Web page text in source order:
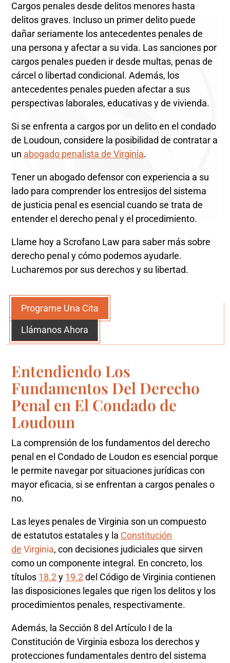
Cargos penales desde delitos menores hasta
delitos graves. Incluso un primer delito puede
dañar seriamente los antecedentes penales de
una persona y afectar a su vida. Las sanciones por
cargos penales pueden ir desde multas, penas de
cárcel o libertad condicional. Además, los
antecedentes penales pueden afectar a sus
perspectivas laborales, educativas y de vivienda.
Si se enfrenta a cargos por un delito en el condado
de Loudoun, considere la posibilidad de contratar a
un abogado penalista de Virginia.
Tener un abogado defensor con experiencia a su
lado para comprender los entresijos del sistema
de justicia penal es esencial cuando se trata de
entender el derecho penal y el procedimiento.
Llame hoy a Scrofano Law para saber más sobre
derecho penal y cómo podemos ayudarle.
Lucharemos por sus derechos y su libertad.
Programe Una Cita
Llámanos Ahora
Entendiendo Los
Fundamentos Del Derecho
Penal en El Condado de
Loudoun
La comprensión de los fundamentos del derecho
penal en el Condado de Loudon es esencial porque
le permite navegar por situaciones jurídicas con
mayor eficacia, si se enfrentan a cargos penales o
no.
Las leyes penales de Virginia son un compuesto
de estatutos estatales y la Constitución
de Virginia, con decisiones judiciales que sirven
como un componente integral. En concreto, los
títulos 18.2 y 19.2 del Código de Virginia contienen
las disposiciones legales que rigen los delitos y los
procedimientos penales, respectivamente.
Además, la Sección 8 del Artículo I de la
Constitución de Virginia esboza los derechos y
protecciones fundamentales dentro del sistema